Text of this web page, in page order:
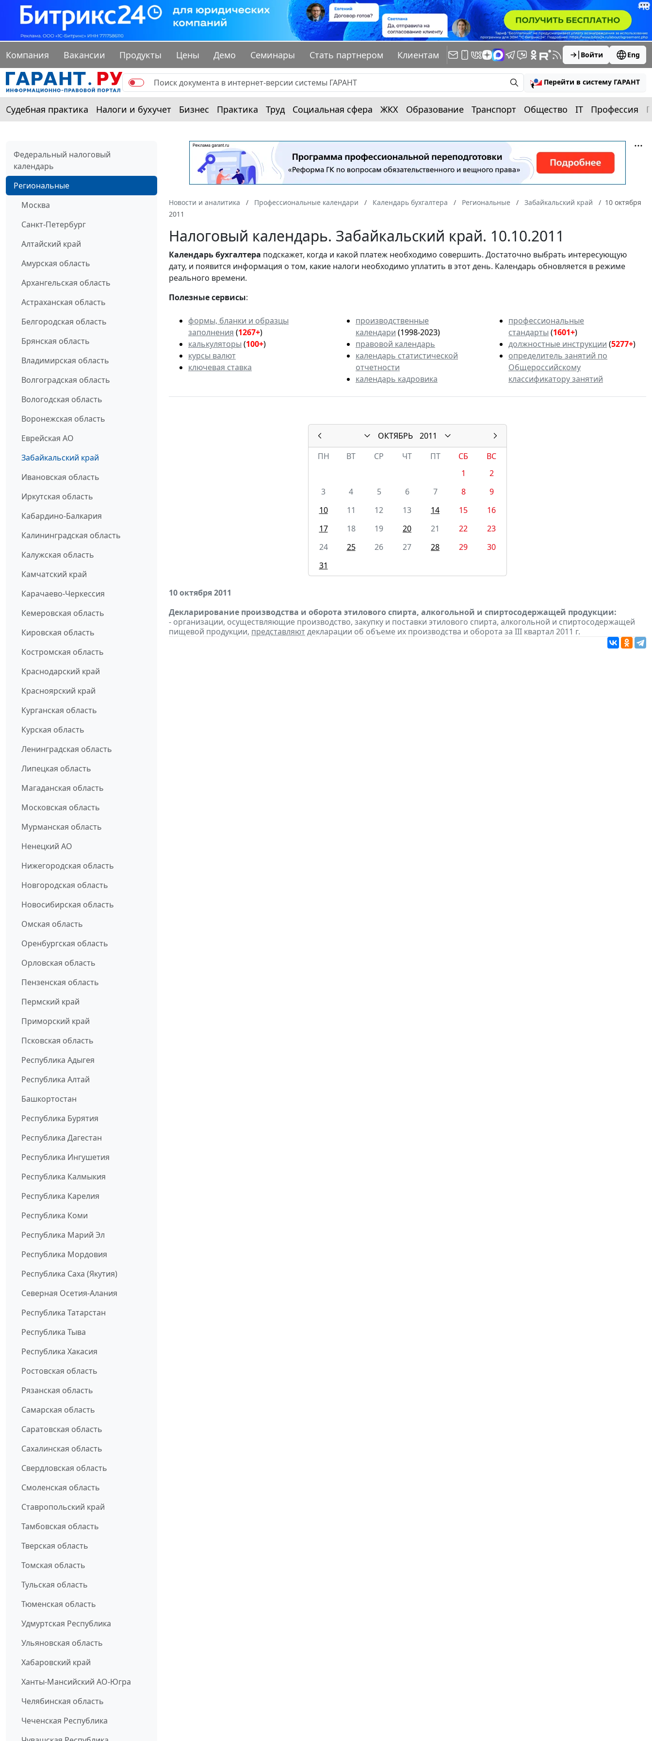
Компания Вакансии Продукты Цены Демо Семинары Стать партнером Клиентам Войти Eng
Перейти в систему ГАРАНТ
Судебная практика Налоги и бухучет Бизнес Практика Труд Социальная сфера ЖКХ Образование Транспорт Общество IT Профессия
Федеральный налоговый
календарь
Региональные
Москва
Санкт-Петербург
Алтайский край
Амурская область
Архангельская область
Астраханская область
Белгородская область
Брянская область
Владимирская область
Волгоградская область
Вологодская область
Воронежская область
Еврейская АО
Забайкальский край
Ивановская область
Иркутская область
Кабардино-Балкария
Калининградская область
Калужская область
Камчатский край
Карачаево-Черкессия
Кемеровская область
Кировская область
Костромская область
Краснодарский край
Красноярский край
Курганская область
Курская область
Ленинградская область
Липецкая область
Магаданская область
Московская область
Мурманская область
Ненецкий АО
Нижегородская область
Новгородская область
Новосибирская область
Омская область
Оренбургская область
Орловская область
Пензенская область
Пермский край
Приморский край
Псковская область
Республика Адыгея
Республика Алтай
Башкортостан
Республика Бурятия
Республика Дагестан
Республика Ингушетия
Республика Калмыкия
Республика Карелия
Республика Коми
Республика Марий Эл
Республика Мордовия
Республика Саха (Якутия)
Северная Осетия-Алания
Республика Татарстан
Республика Тыва
Республика Хакасия
Ростовская область
Рязанская область
Самарская область
Саратовская область
Сахалинская область
Свердловская область
Смоленская область
Ставропольский край
Тамбовская область
Тверская область
Томская область
Тульская область
Тюменская область
Удмуртская Республика
Ульяновская область
Хабаровский край
Ханты-Мансийский АО-Югра
Челябинская область
Чеченская Республика
Новости и аналитика Профессиональные календари Календарь бухгалтера Региональные Забайкальский край
10 октября
2011
Налоговый календарь. Забайкальский край. 10.10.2011
Календарьбухгалтера подскажет, когда и какой платеж необходимо совершить. Достаточно выбрать интересующую
дату, и появится информация о том, какие налоги необходимо уплатить в этот день. Календарь обновляется в режиме
реального времени.
Полезные сервисы:
формы, бланки и образцы
заполнения (1267+)
калькуляторы (100+)
курсы валют
ключевая ставка
производственные
календари (1998-2023)
правовой календарь
календарь статистической
отчетности
календарь кадровика
профессиональные
стандарты (1601+)
должностные инструкции (5277+)
определитель занятий по
Общероссийскому
классификатору занятий
ОКТЯБРЬ
2011
ПН
ВТ СР ЧТ ПТ СБ
ВС
1
2
3
4 5 6 7 8
9
10
11 12 13 14 15
16
17
18 19 20 21 22
23
24
25 26 27 28 29
30
31
10 октября 2011
Декларирование производства и оборота этилового спирта, алкогольной и спиртосодержащей продукции:
- организации, осуществляющие производство, закупку и поставки этилового спирта, алкогольной и спиртосодержащей
пищевой продукции, представляютдекларации об объеме их производства и оборота за III квартал 2011 г.